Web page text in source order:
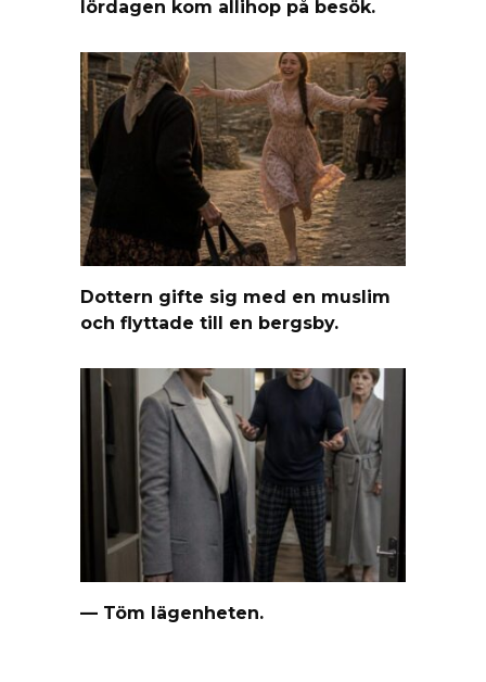
lördagen kom allihop på besök.
Dottern gifte sig med en muslim
och flyttade till en bergsby.
— Töm lägenheten.